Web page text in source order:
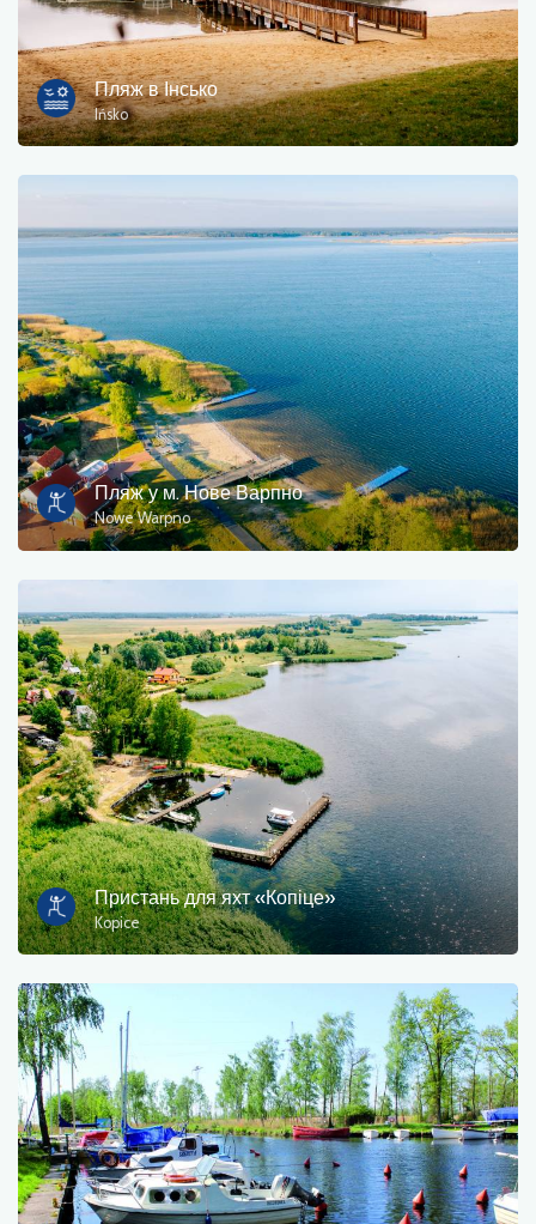
Пляж в Інсько
Ińsko
Пляж у м. Нове Варпно
Nowe Warpno
Пристань для яхт «Копіце»
Kopice
спорт і відпочинок
вода
Пам'ятник
Фотографії
Інший
сортувати
OK